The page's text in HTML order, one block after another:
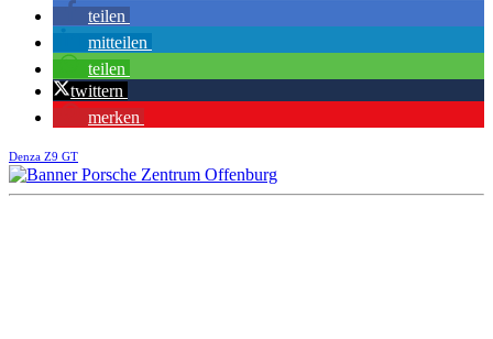
teilen
mitteilen
teilen
twittern
merken
Denza Z9 GT